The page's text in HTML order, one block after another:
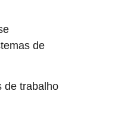
de
de trabalho